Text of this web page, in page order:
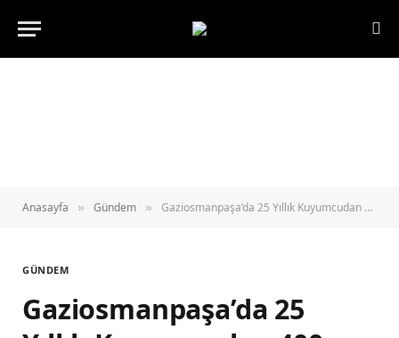
Anasayfa » Gündem » Gaziosmanpaşa’da 25 Yıllık Kuyumcudan 400 Milyonluk Vurgun İddiası!
GÜNDEM
Gaziosmanpaşa’da 25